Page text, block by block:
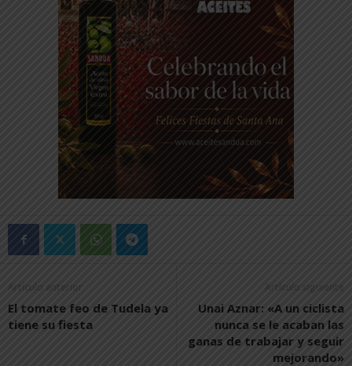
Artículo anterior
El tomate feo de Tudela ya
tiene su fiesta
Artículo siguiente
Unai Aznar: «A un ciclista
nunca se le acaban las
ganas de trabajar y seguir
mejorando»